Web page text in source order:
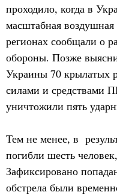
проходило, когда в
масштабная воздушная
регионах сообщали о
обороны. Позже
Украины 70 крылатых
силами и средствами
уничтожили пять
Тем не менее, в
погибли шесть
Зафиксировано
обстрела были